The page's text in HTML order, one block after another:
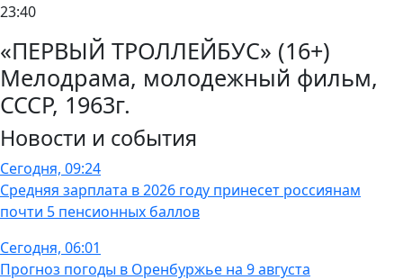
23:40
«ПЕРВЫЙ ТРОЛЛЕЙБУС» (16+)
Мелодрама, молодежный фильм,
СССР, 1963г.
Новости и события
Сегодня, 09:24
Средняя зарплата в 2026 году принесет россиянам
почти 5 пенсионных баллов
Сегодня, 06:01
Прогноз погоды в Оренбуржье на 9 августа